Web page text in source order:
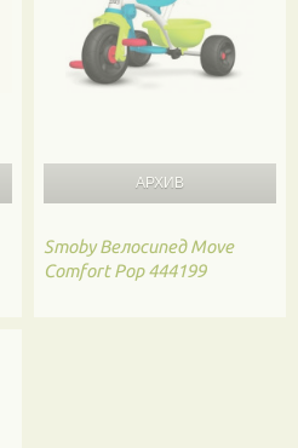
Smoby Велосипед Move
Comfort Pop 444199